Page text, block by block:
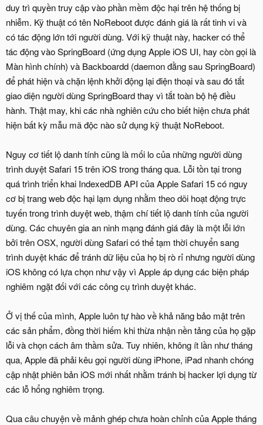
duy trì quyền truy cập vào phần mềm độc hại trên hệ thống bị
nhiễm. Kỹ thuật có tên NoReboot được đánh giá là rất tinh vi và
có tác động lớn tới người dùng. Với kỹ thuật này, hacker có thể
tác động vào SpringBoard (ứng dụng Apple iOS UI, hay còn gọi là
Màn hình chính) và Backboardd (daemon đằng sau SpringBoard)
để phát hiện và chặn lệnh khởi động lại điện thoại và sau đó tắt
giao diện người dùng SpringBoard thay vì tắt toàn bộ hệ điều
hành. Thật may, khi các nhà nghiên cứu cho biết hiện chưa phát
hiện bất kỳ mẫu mã độc nào sử dụng kỹ thuật NoReboot.
Nguy cơ tiết lộ danh tính cũng là mối lo của những người dùng
trình duyệt Safari 15 trên iOS trong tháng qua. Lỗi tồn tại trong
quá trình triển khai IndexedDB API của Apple Safari 15 có nguy
cơ bị trang web độc hại lạm dụng nhằm theo dõi hoạt động trực
tuyến trong trình duyệt web, thậm chí tiết lộ danh tính của người
dùng. Các chuyên gia an ninh mạng đánh giá đây là một lỗi lớn
bởi trên OSX, người dùng Safari có thể tạm thời chuyển sang
trình duyệt khác để tránh dữ liệu của họ bị rò rỉ nhưng người dùng
iOS không có lựa chọn như vậy vì Apple áp dụng các biện pháp
nghiêm ngặt đối với các công cụ trình duyệt khác.
Ở vị thế của mình, Apple luôn tự hào về khả năng bảo mật trên
các sản phẩm, đồng thời hiếm khi thừa nhận nền tảng của họ gặp
lỗi và chọn cách âm thầm sửa. Tuy nhiên, không ít lần như tháng
qua, Apple đã phải kêu gọi người dùng iPhone, iPad nhanh chóng
cập nhật phiên bản iOS mới nhất nhằm tránh bị hacker lợi dụng từ
các lỗ hổng nghiêm trọng.
Qua câu chuyện về mảnh ghép chưa hoàn chỉnh của Apple tháng